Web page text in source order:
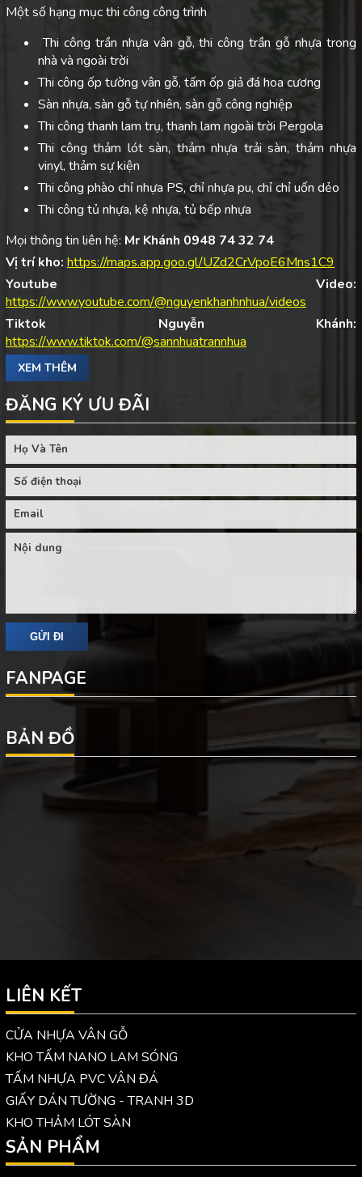
Một số hạng mục thi công công trình
Thi công trần nhựa vân gỗ, thi công trần gỗ nhựa trong
nhà và ngoài trời
Thi công ốp tường vân gỗ, tấm ốp giả đá hoa cương
Sàn nhựa, sàn gỗ tự nhiên, sàn gỗ công nghiệp
Thi công thanh lam trụ, thanh lam ngoài trời Pergola
Thi công thảm lót sàn, thảm nhựa trải sàn, thảm nhựa
vinyl, thảm sự kiện
Thi công phào chỉ nhựa PS, chỉ nhựa pu, chỉ chỉ uốn dẻo
Thi công tủ nhựa, kệ nhựa, tủ bếp nhựa
Mọi thông tin liên hệ: Mr Khánh 0948 74 32 74
Vị trí kho: https://maps.app.goo.gl/UZd2CrVpoE6Mns1C9
Youtube Video:
https://www.youtube.com/@nguyenkhanhnhua/videos
Tiktok Nguyễn Khánh:
https://www.tiktok.com/@sannhuatrannhua
XEM THÊM
ĐĂNG KÝ ƯU ĐÃI
FANPAGE
BẢN ĐỒ
LIÊN KẾT
CỬA NHỰA VÂN GỖ
KHO TẤM NANO LAM SÓNG
TẤM NHỰA PVC VÂN ĐÁ
GIẤY DÁN TƯỜNG - TRANH 3D
KHO THẢM LÓT SÀN
SẢN PHẨM